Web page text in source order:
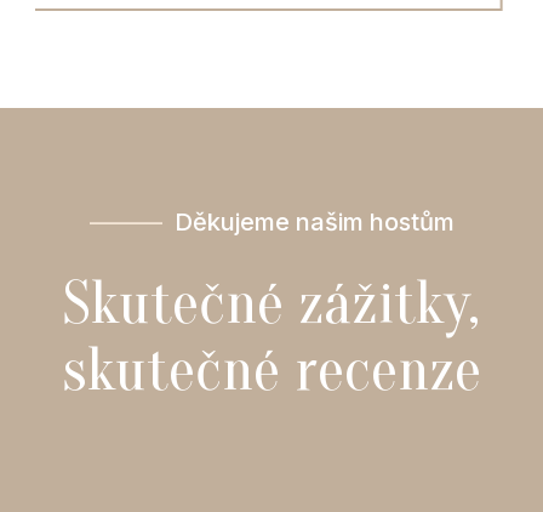
———Děkujeme našim hostům
Skutečné zážitky,
skutečné recenze